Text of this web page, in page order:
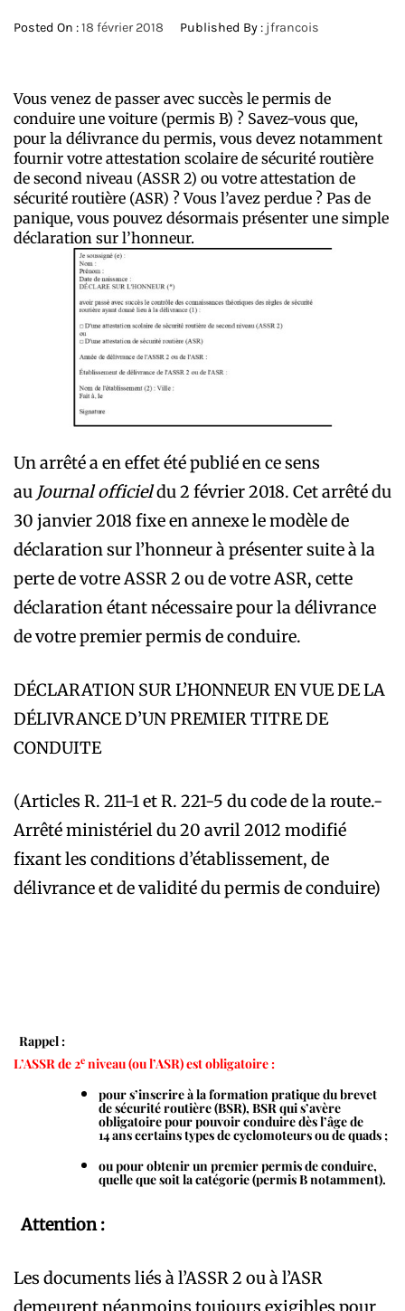
Posted On :18 février 2018 Published By : jfrancois
Vous venez de passer avec succès le permis de
conduire une voiture (permis B) ? Savez-vous que,
pour la délivrance du permis, vous devez notamment
fournir votre attestation scolaire de sécurité routière
de second niveau (ASSR 2) ou votre attestation de
sécurité routière (ASR) ? Vous l’avez perdue ? Pas de
panique, vous pouvez désormais présenter une simple
déclaration sur l’honneur.
Un arrêté a en effet été publié en ce sens
au Journal officieldu 2 février 2018. Cet arrêté du
30 janvier 2018 fixe en annexe le modèle de
déclaration sur l’honneur à présenter suite à la
perte de votre ASSR 2 ou de votre ASR, cette
déclaration étant nécessaire pour la délivrance
de votre premier permis de conduire.
DÉCLARATION SUR L’HONNEUR EN VUE DE LA
DÉLIVRANCE D’UN PREMIER TITRE DE
CONDUITE
(Articles R. 211-1 et R. 221-5 du code de la route.-
Arrêté ministériel du 20 avril 2012 modifié
fixant les conditions d’établissement, de
délivrance et de validité du permis de conduire)
Rappel :
L’ASSR de 2e niveau (ou l’ASR) est obligatoire :
pour s’inscrire à la formation pratique du brevet
de sécurité routière (BSR), BSR qui s’avère
obligatoire pour pouvoir conduire dès l’âge de
14 ans certains types de cyclomoteurs ou de quads ;
ou pour obtenir un premier permis de conduire,
quelle que soit la catégorie (permis B notamment).
Attention :
Les documents liés à l’ASSR 2 ou à l’ASR
demeurent néanmoins toujours exigibles pour